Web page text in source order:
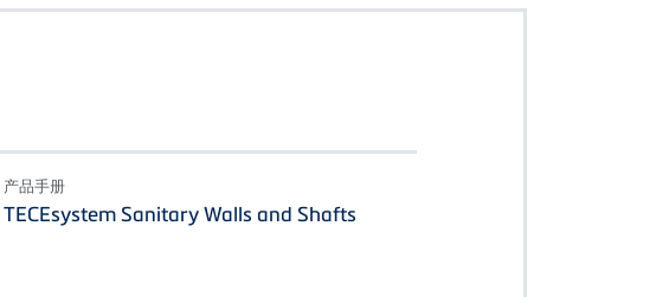
产品手册
TECEsystem Sanitary Walls and Shafts